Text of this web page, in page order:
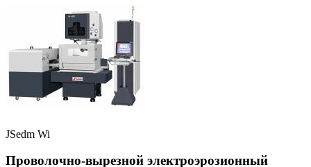
JSedm Wi
Проволочно-вырезной электроэрозионный